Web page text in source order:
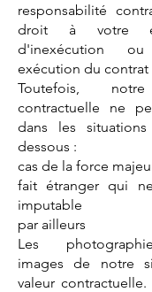
responsabilité
droit à votre
d'inexécution
exécution du contrat
Toutefois, notre
contractuelle ne
dans les
dessous :
cas de la force
fait étranger qui
imputable
par ailleurs
Les
images de notre
valeur